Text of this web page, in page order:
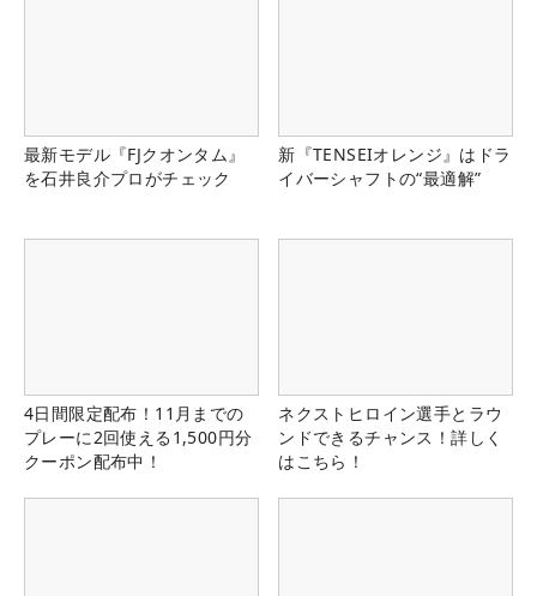
最新モデル『FJクオンタム』
を石井良介プロがチェック
新『TENSEIオレンジ』はドラ
イバーシャフトの“最適解”
4日間限定配布！11月までの
プレーに2回使える1,500円分
クーポン配布中！
ネクストヒロイン選手とラウ
ンドできるチャンス！詳しく
はこちら！